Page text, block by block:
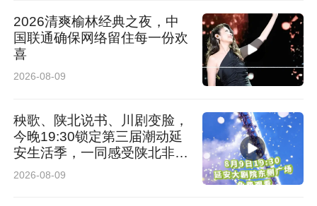
2026清爽榆林经典之夜，中
国联通确保网络留住每一份欢
喜
2026-08-09
秧歌、陕北说书、川剧变脸，
今晚19:30锁定第三届潮动延
安生活季，一同感受陕北非遗
魅力
2026-08-09